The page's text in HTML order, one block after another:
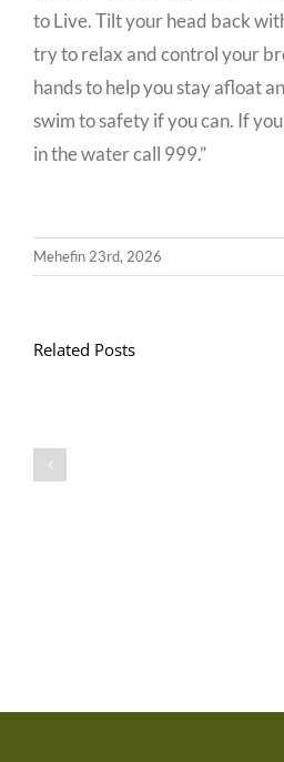
to Live. Tilt your head back
try to relax and control your
hands to help you stay afloat
swim to safety if you can. If
in the water call 999.”
Mehefin 23rd, 2026
Related Posts